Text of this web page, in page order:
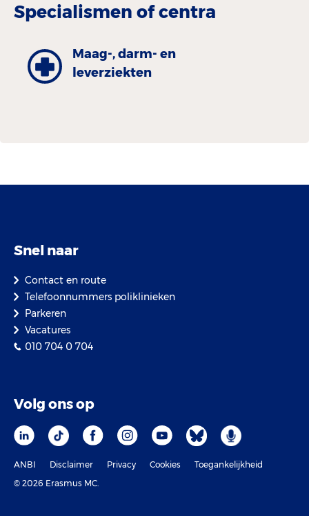
Specialismen of centra
Maag-, darm- en
leverziekten
Snel naar
Contact en route
Telefoonnummers poliklinieken
Parkeren
Vacatures
010 704 0 704
Volg ons op
ANBI Disclaimer Privacy Cookies
Toegankelijkheid
© 2026 Erasmus MC.